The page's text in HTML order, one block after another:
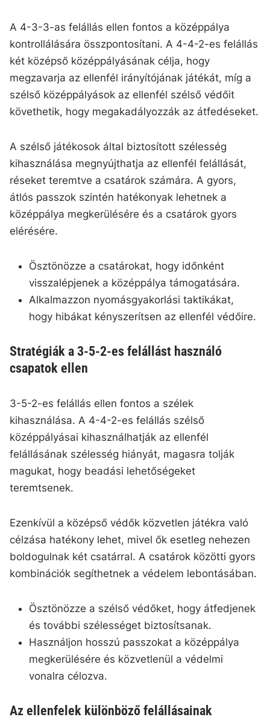
A 4-3-3-as felállás ellen fontos a középpálya
kontrollálására összpontosítani. A 4-4-2-es felállás
két középső középpályásának célja, hogy
megzavarja az ellenfél irányítójának játékát, míg a
szélső középpályások az ellenfél szélső védőit
követhetik, hogy megakadályozzák az átfedéseket.
A szélső játékosok által biztosított szélesség
kihasználása megnyújthatja az ellenfél felállását,
réseket teremtve a csatárok számára. A gyors,
átlós passzok szintén hatékonyak lehetnek a
középpálya megkerülésére és a csatárok gyors
elérésére.
Ösztönözze a csatárokat, hogy időnként
visszalépjenek a középpálya támogatására.
Alkalmazzon nyomásgyakorlási taktikákat,
hogy hibákat kényszerítsen az ellenfél védőire.
Stratégiák a 3-5-2-es felállást használó
csapatok ellen
3-5-2-es felállás ellen fontos a szélek
kihasználása. A 4-4-2-es felállás szélső
középpályásai kihasználhatják az ellenfél
felállásának szélesség hiányát, magasra tolják
magukat, hogy beadási lehetőségeket
teremtsenek.
Ezenkívül a középső védők közvetlen játékra való
célzása hatékony lehet, mivel ők esetleg nehezen
boldogulnak két csatárral. A csatárok közötti gyors
kombinációk segíthetnek a védelem lebontásában.
Ösztönözze a szélső védőket, hogy átfedjenek
és további szélességet biztosítsanak.
Használjon hosszú passzokat a középpálya
megkerülésére és közvetlenül a védelmi
vonalra célozva.
Az ellenfelek különböző felállásainak